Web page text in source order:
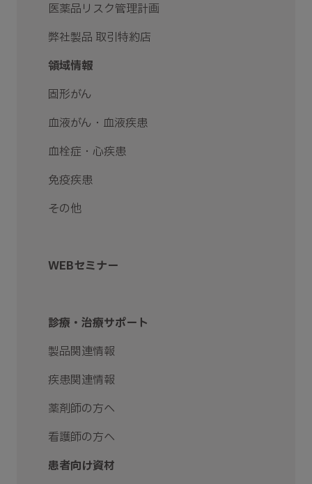
医薬品リスク管理計画
弊社製品 取引特約店
領域情報
固形がん
血液がん・血液疾患
血栓症・心疾患
免疫疾患
その他
WEBセミナー
診療・治療サポート
製品関連情報
疾患関連情報
薬剤師の方へ
看護師の方へ
患者向け資材